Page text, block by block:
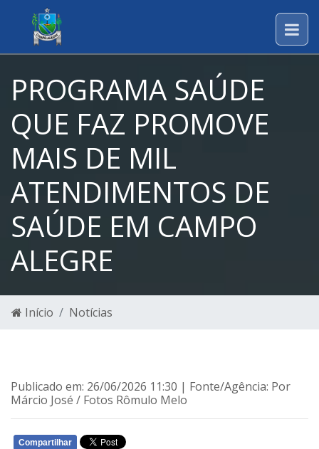
PROGRAMA SAÚDE
QUE FAZ PROMOVE
MAIS DE MIL
ATENDIMENTOS DE
SAÚDE EM CAMPO
ALEGRE
Início Notícias
Publicado em: 26/06/2026 11:30 | Fonte/Agência: Por
Márcio José / Fotos Rômulo Melo
Compartilhar